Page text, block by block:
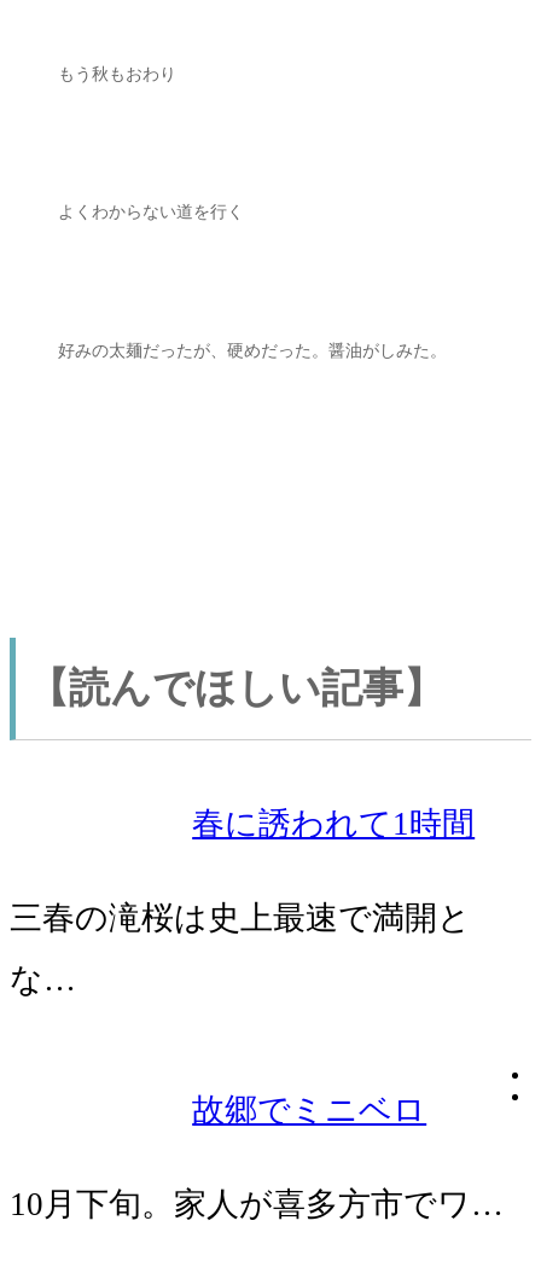
もう秋もおわり
よくわからない道を行く
好みの太麺だったが、硬めだった。醤油がしみた。
【読んでほしい記事】
春に誘われて1時間
三春の滝桜は史上最速で満開と
な…
故郷でミニベロ
10月下旬。家人が喜多方市でワ…